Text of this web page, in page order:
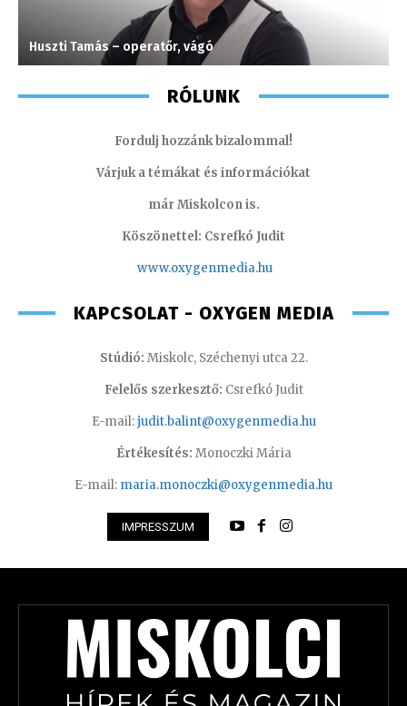
Huszti Tamás – operatőr, vágó
RÓLUNK
Fordulj hozzánk bizalommal!
Várjuk a témákat és információkat
már Miskolcon is.
Köszönettel: Csrefkó Judit
www.oxygenmedia.hu
KAPCSOLAT - OXYGEN MEDIA
Stúdió: Miskolc, Széchenyi utca 22.
Felelős szerkesztő: Csrefkó Judit
E-mail:judit.balint@oxygenmedia.hu
Értékesítés: Monoczki Mária
E-mail: maria.monoczki@oxygenmedia.hu
IMPRESSZUM